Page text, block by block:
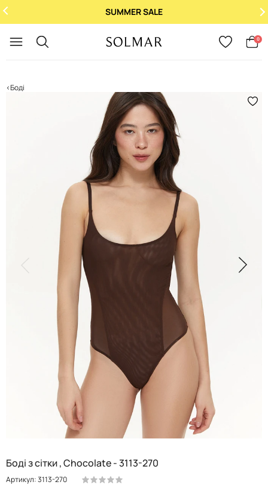
SUMMER SALE
0
Боді
Боді з сітки , Chocolate - 3113-270
Артикул: 3113-270